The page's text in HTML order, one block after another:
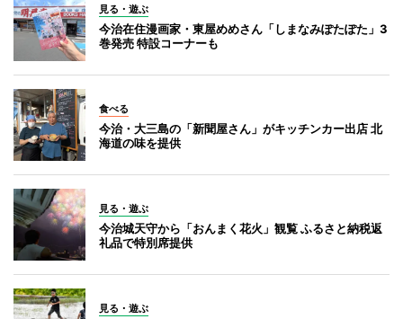
見る・遊ぶ
今治在住漫画家・東屋めめさん「しまなみぽたぽた」3
巻発売 特設コーナーも
食べる
今治・大三島の「新聞屋さん」がキッチンカー出店 北
海道の味を提供
見る・遊ぶ
今治城天守から「おんまく花火」観覧 ふるさと納税返
礼品で特別席提供
見る・遊ぶ